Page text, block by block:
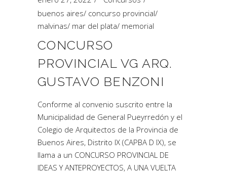
buenos aires/ concurso provincial/
malvinas/ mar del plata/ memorial
CONCURSO
PROVINCIAL VG ARQ.
GUSTAVO BENZONI
Conforme al convenio suscrito entre la
Municipalidad de General Pueyrredón y el
Colegio de Arquitectos de la Provincia de
Buenos Aires, Distrito IX (CAPBA D IX), se
llama a un CONCURSO PROVINCIAL DE
IDEAS Y ANTEPROYECTOS, A UNA VUELTA